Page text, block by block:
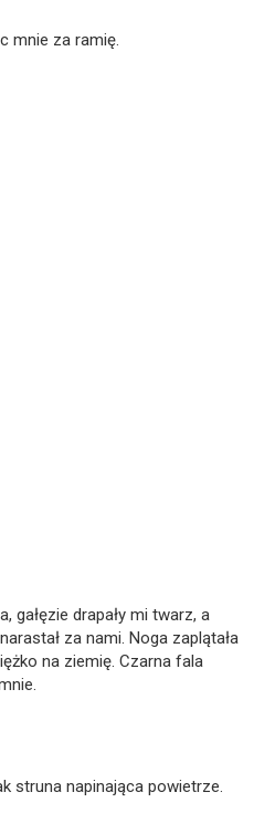
mnie za ramię.
gałęzie drapały mi twarz, a
za nami. Noga zaplątała
na ziemię. Czarna fala
struna napinająca powietrze.